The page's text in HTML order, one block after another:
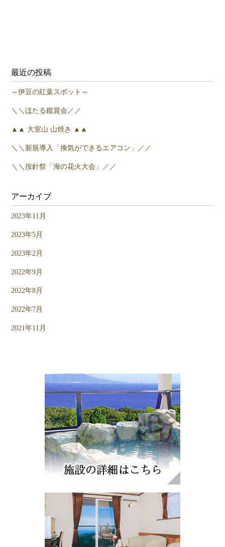
最近の投稿
～伊豆の紅葉スポット～
＼＼ほたる鑑賞会／／
▲▲ 大室山 山焼き ▲▲
＼＼新規導入「換気ができるエアコン」／／
＼＼按針祭「海の花火大会」／／
アーカイブ
2023年11月
2023年5月
2023年2月
2022年9月
2022年8月
2022年7月
2021年11月